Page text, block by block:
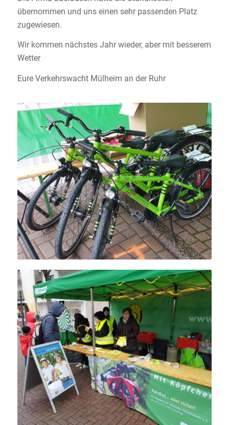
übernommen und uns einen sehr passenden Platz
zugewiesen.
Wir kommen nächstes Jahr wieder, aber mit besserem
Wetter
Eure Verkehrswacht Mülheim an der Ruhr